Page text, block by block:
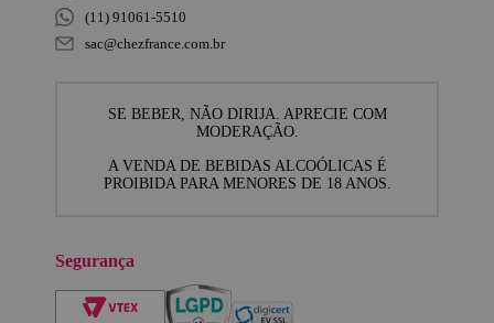
(11) 91061-5510
sac@chezfrance.com.br
SE BEBER, NÃO DIRIJA. APRECIE COM
MODERAÇÃO.
A VENDA DE BEBIDAS ALCOÓLICAS É
PROIBIDA PARA MENORES DE 18 ANOS.
Segurança